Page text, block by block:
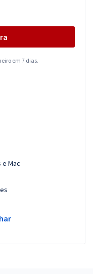
em 7 dias.
Mac